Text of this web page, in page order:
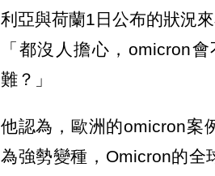
利亞與荷蘭1日公布的狀況
「都沒人擔心，omicron
難？」
他認為，歐洲的omicron案
為強勢變種，Omicron的全